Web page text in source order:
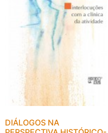
DIÁLOGOS NA